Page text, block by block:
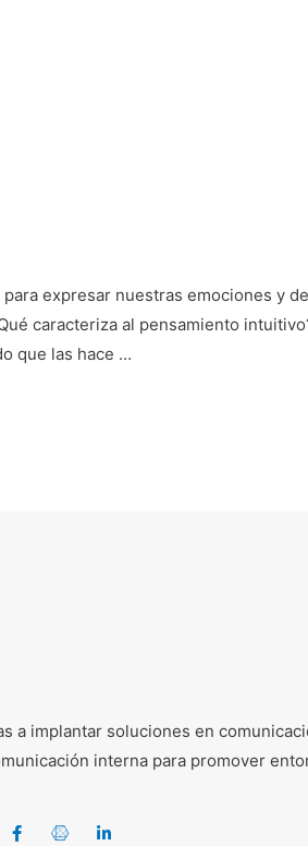
expresar nuestras emociones y
caracteriza al pensamiento
que las hace …
a implantar soluciones en
interna para promover